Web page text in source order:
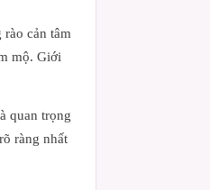
cản tâm
mộ. Giới
quan trọng
ràng nhất